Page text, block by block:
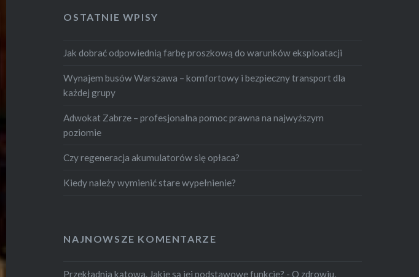
OSTATNIE WPISY
Jak dobrać odpowiednią farbę proszkową do warunków eksploatacji
Wynajem busów Warszawa – komfortowy i bezpieczny transport dla
każdej grupy
Adwokat Zabrze – profesjonalna pomoc prawna na najwyższym
poziomie
Czy regeneracja akumulatorów się opłaca?
Kiedy należy wymienić stare wypełnienie?
NAJNOWSZE KOMENTARZE
Przekładnia kątowa. Jakie są jej podstawowe funkcje? - O zdrowiu,